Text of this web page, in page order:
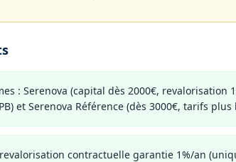
: Serenova (capital dès 2000€, revalorisation
et Serenova Référence (dès 3000€, tarifs plus
contractuelle garantie 1%/an